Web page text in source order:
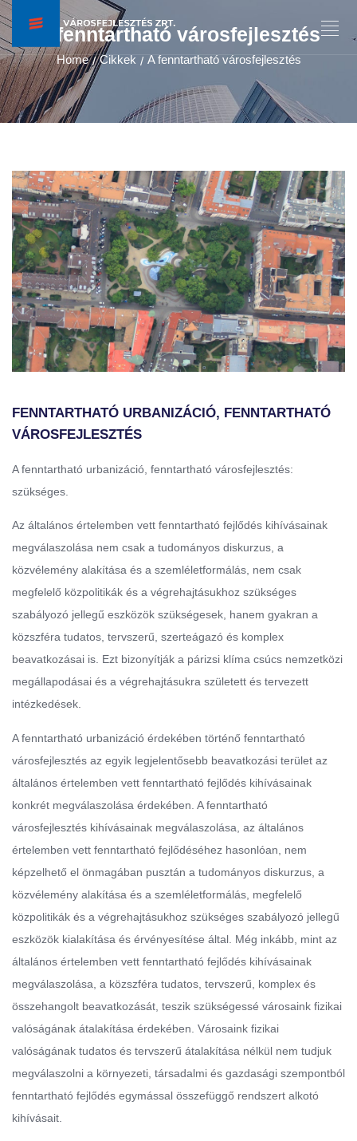
A fenntartható városfejlesztés
Home / Cikkek / A fenntartható városfejlesztés
FENNTARTHATÓ URBANIZÁCIÓ, FENNTARTHATÓ
VÁROSFEJLESZTÉS
A fenntartható urbanizáció, fenntartható városfejlesztés:
szükséges.
Az általános értelemben vett fenntartható fejlődés kihívásainak
megválaszolása nem csak a tudományos diskurzus, a
közvélemény alakítása és a szemléletformálás, nem csak
megfelelő közpolitikák és a végrehajtásukhoz szükséges
szabályozó jellegű eszközök szükségesek, hanem gyakran a
közszféra tudatos, tervszerű, szerteágazó és komplex
beavatkozásai is. Ezt bizonyítják a párizsi klíma csúcs nemzetközi
megállapodásai és a végrehajtásukra született és tervezett
intézkedések.
A fenntartható urbanizáció érdekében történő fenntartható
városfejlesztés az egyik legjelentősebb beavatkozási terület az
általános értelemben vett fenntartható fejlődés kihívásainak
konkrét megválaszolása érdekében. A fenntartható
városfejlesztés kihívásainak megválaszolása, az általános
értelemben vett fenntartható fejlődéséhez hasonlóan, nem
képzelhető el önmagában pusztán a tudományos diskurzus, a
közvélemény alakítása és a szemléletformálás, megfelelő
közpolitikák és a végrehajtásukhoz szükséges szabályozó jellegű
eszközök kialakítása és érvényesítése által. Még inkább, mint az
általános értelemben vett fenntartható fejlődés kihívásainak
megválaszolása, a közszféra tudatos, tervszerű, komplex és
összehangolt beavatkozását, teszik szükségessé városaink fizikai
valóságának átalakítása érdekében. Városaink fizikai
valóságának tudatos és tervszerű átalakítása nélkül nem tudjuk
megválaszolni a környezeti, társadalmi és gazdasági szempontból
fenntartható fejlődés egymással összefüggő rendszert alkotó
kihívásait.